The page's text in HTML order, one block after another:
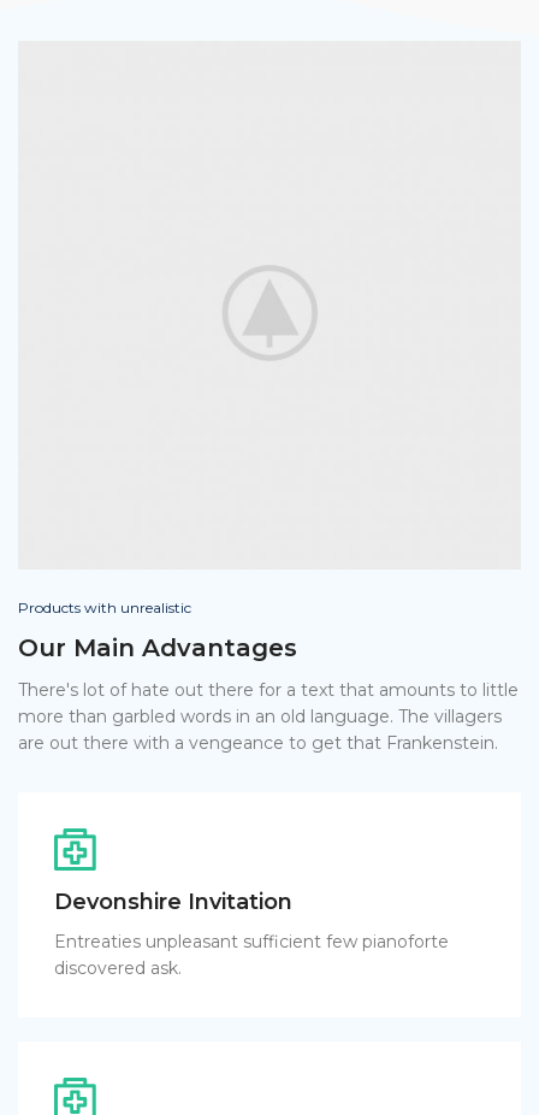
Products with unrealistic
Our Main Advantages
There's lot of hate out there for a text that amounts to little
more than garbled words in an old language. The villagers
are out there with a vengeance to get that Frankenstein.
Devonshire Invitation
Entreaties unpleasant sufficient few pianoforte
discovered ask.